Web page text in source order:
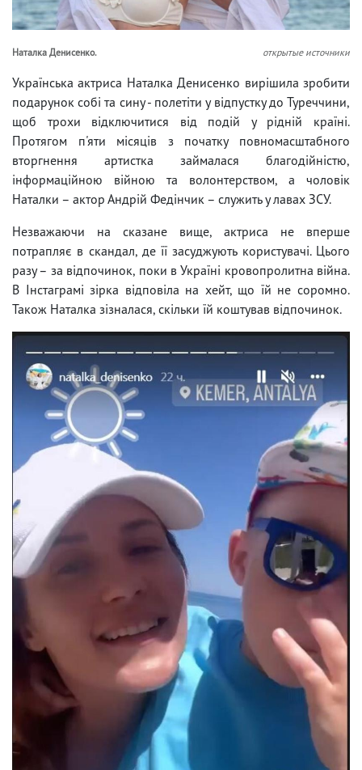
Наталка Денисенко. открытые источники
Українська актриса Наталка Денисенко вирішила зробити
подарунок собі та сину - полетіти у відпустку до Туреччини,
щоб трохи відключитися від подій у рідній країні.
Протягом п'яти місяців з початку повномасштабного
вторгнення артистка займалася благодійністю,
інформаційною війною та волонтерством, а чоловік
Наталки – актор Андрій Федінчик – служить у лавах ЗСУ.
Незважаючи на сказане вище, актриса не вперше
потрапляє в скандал, де її засуджують користувачі. Цього
разу – за відпочинок, поки в Україні кровопролитна війна.
В Інстаграмі зірка відповіла на хейт, що їй не соромно.
Також Наталка зізналася, скільки їй коштував відпочинок.